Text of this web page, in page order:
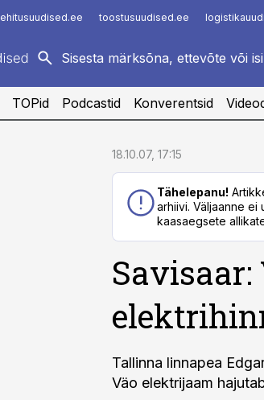
ehitusuudised.ee toostusuudised.ee
imelineajalugu.ee
Infopank
TOPid Podcastid Konverentsid
18.10.07, 17:15
Tähelepanu!
arhiivi. Väljaanne ei
kaasaegsete
Tallinna linnapea
Väo elektrijaam